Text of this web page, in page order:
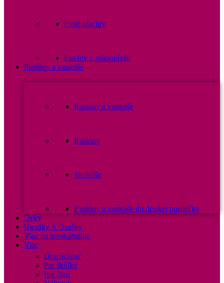
Froté plachty
Plachty z mikroplyšu
Paplóny a vankúše
Paplóny a vankúše
Paplóny
Vankúše
Paplóny a vankúše do detskej postieľky
Deky
Uteráky A Osušky
Viac na preskúmanie
Viac
Domácnosť
Pre škôlky
Pre Deti